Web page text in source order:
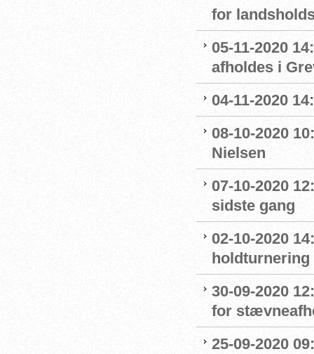
for
05-11-2020
afholdes i
04-11-2020
08-10-2020
Nielsen
07-10-2020
sidste gang
02-10-2020
holdturnering
30-09-2020
for
25-09-2020